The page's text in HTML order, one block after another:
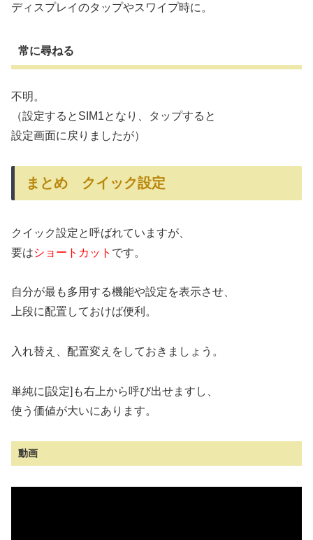
ディスプレイのタップやスワイプ時に。
常に尋ねる
不明。
（設定するとSIM1となり、タップすると
設定画面に戻りましたが）
まとめ クイック設定
クイック設定と呼ばれていますが、
要はショートカット です。
自分が最も多用する機能や設定を表示させ、
上段に配置しておけば便利。
入れ替え、配置変えをしておきましょう。
単純に[設定]も右上から呼び出せますし、
使う価値が大いにあります。
動画